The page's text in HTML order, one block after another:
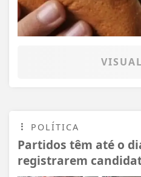
POLÍTICA
Partidos têm até o
registrarem